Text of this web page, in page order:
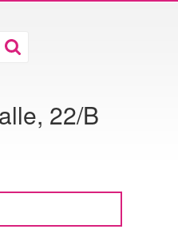
22/B